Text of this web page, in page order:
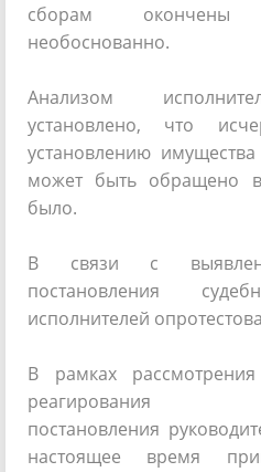
сборам окончены
необоснованно.
Анализом
установлено, что
установлению
может быть обращено
было.
В связи с
постановления
исполнителей
В рамках
реагирования
постановления
настоящее время